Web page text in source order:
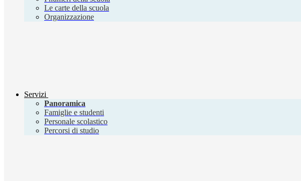
Le carte della scuola
Organizzazione
Servizi
Panoramica
Famiglie e studenti
Personale scolastico
Percorsi di studio